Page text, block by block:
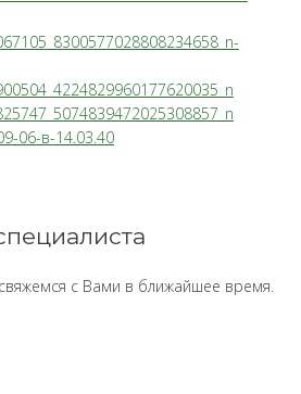
с Вами в ближайшее время.